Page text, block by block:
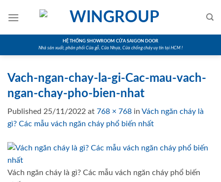
HỆ THỐNG SHOWROOM CỬA SAIGON DOOR
Nhà sản xuất, phân phối Cửa gỗ, Cửa Nhựa, Cửa chống cháy uy tín tại HCM !
Vach-ngan-chay-la-gi-Cac-mau-vach-
ngan-chay-pho-bien-nhat
Published 25/11/2022 at 768 × 768 in Vách ngăn cháy là
gì? Các mẫu vách ngăn cháy phổ biến nhất
Vách ngăn cháy là gì? Các mẫu vách ngăn cháy phổ biến